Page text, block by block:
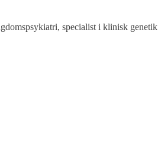
specialist i klinisk genetik